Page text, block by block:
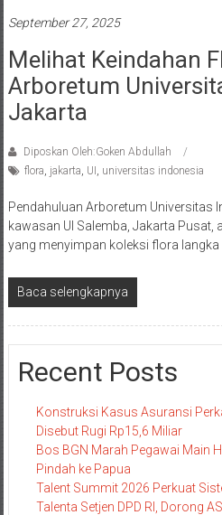
September 27, 2025
Melihat Keindahan
Arboretum
Jakarta
Diposkan Oleh:Goken Abdullah
flora jakarta UI universitas indonesia
Pendahuluan Arboretum Universitas
kawasan UI Salemba, Jakarta Pusat,
yang menyimpan koleksi flora langka
Baca selengkapnya
Recent Posts
Konstruksi Kasus Asuransi
Disebut Rugi Rp15,6 Miliar
Bos BGN Marah Pegawai Main
Pindah ke Papua
Talent Summit 2026 Perkuat
Talenta Setjen DPD RI, Dorong